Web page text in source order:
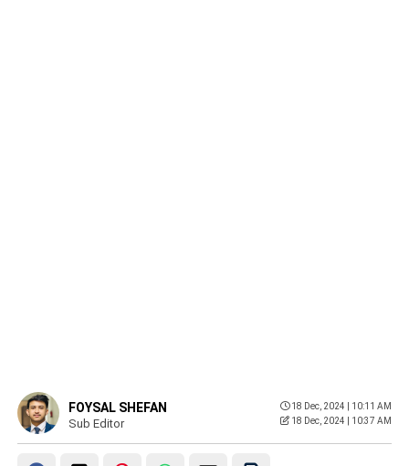
FOYSAL SHEFAN
Sub Editor
18 Dec, 2024 | 10:11 AM
18 Dec, 2024 | 10:37 AM